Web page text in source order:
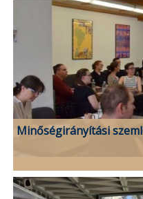
Minőségirányítási